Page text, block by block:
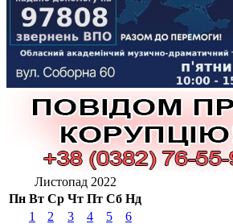
Листопад 2022
Пн Вт Ср Чт Пт Сб Нд
1
2 3 4 5
6